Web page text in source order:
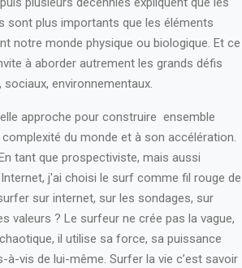
sont plus importants que les éléments
notre monde physique ou biologique. Et ce
à aborder autrement les grands défis
environnementaux.
approche pour construire ensemble
complexité du monde et à son accélération.
tant que prospectiviste, mais aussi
j'ai choisi le surf comme fil rouge de
sur internet, sur les sondages, sur
valeurs ? Le surfeur ne crée pas la vague,
il utilise sa force, sa puissance
à-vis de lui-même. Surfer la vie c’est savoir